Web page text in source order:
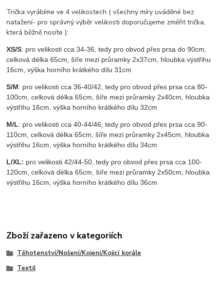
Trička vyrábíme ve 4 velikostech ( všechny míry uváděné bez
natažení- pro správný výběr velikosti doporučujeme změřit trička,
která běžně nosíte ):
XS/S: pro velikosti cca 34-36, tedy pro obvod přes prsa do 90cm,
celková délka 65cm, šíře mezi průramky 2x37cm, hloubka výstřihu
16cm, výška horního krátkého dílu 31cm
S/M: pro velikosti cca 36-40/42, tedy pro obvod přes prsa cca 80-
100cm, celková délka 65cm, šíře mezi průramky 2x40cm, hloubka
výstřihu 16cm, výška horního krátkého dílu 32cm
M/L: pro velikosti cca 40-44/46, tedy pro obvod přes prsa cca 90-
110cm, celková délka 65cm, šíře mezi průramky 2x45cm, hloubka
výstřihu 16cm, výška horního krátkého dílu 34cm
L/XL: pro velikosti 42/44-50, tedy pro obvod přes prsa cca 100-
120cm, celková délka 65cm, šíře mezi průramky 2x50cm, hloubka
výstřihu 16cm, výška horního krátkého dílu 36cm
Zboží zařazeno v kategoriích
Těhotenství/Nošení/Kojení/Kojicí korále
Textil